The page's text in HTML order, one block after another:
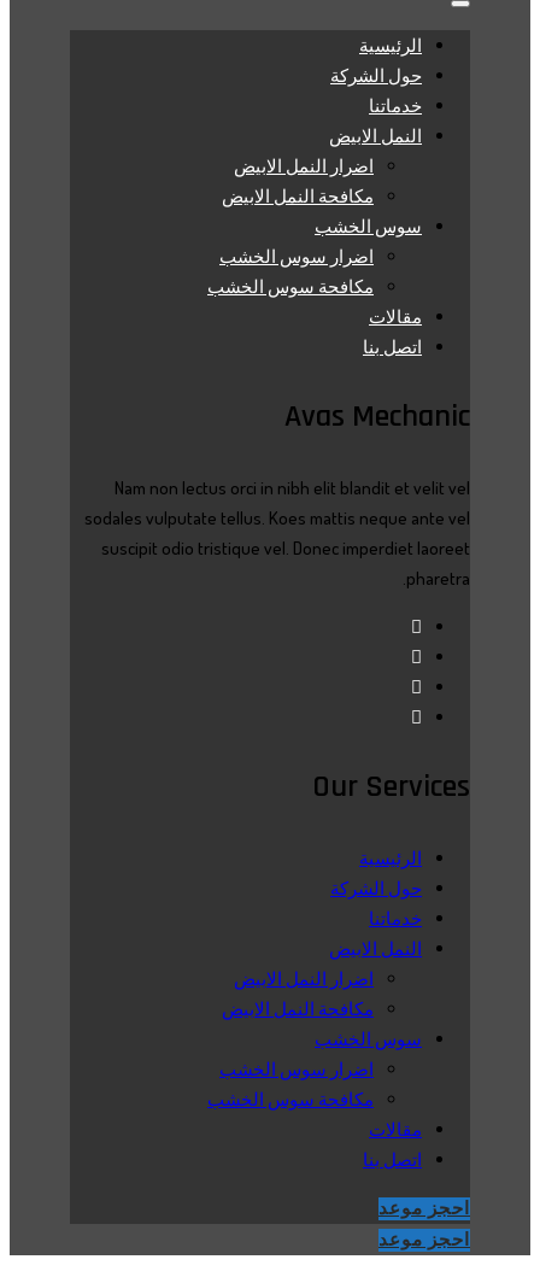
الرئيسية
حول الشركة
خدماتنا
النمل الابيض
اضرار النمل الابيض
مكافحة النمل الابيض
سوس الخشب
اضرار سوس الخشب
مكافحة سوس الخشب
مقالات
اتصل بنا
Avas Mechanic
Nam non lectus orci in nibh elit blandit et velit vel
sodales vulputate tellus. Koes mattis neque ante vel
suscipit odio tristique vel. Donec imperdiet laoreet
pharetra.
Our Services
الرئيسية
حول الشركة
خدماتنا
النمل الابيض
اضرار النمل الابيض
مكافحة النمل الابيض
سوس الخشب
اضرار سوس الخشب
مكافحة سوس الخشب
مقالات
اتصل بنا
احجز موعد
احجز موعد